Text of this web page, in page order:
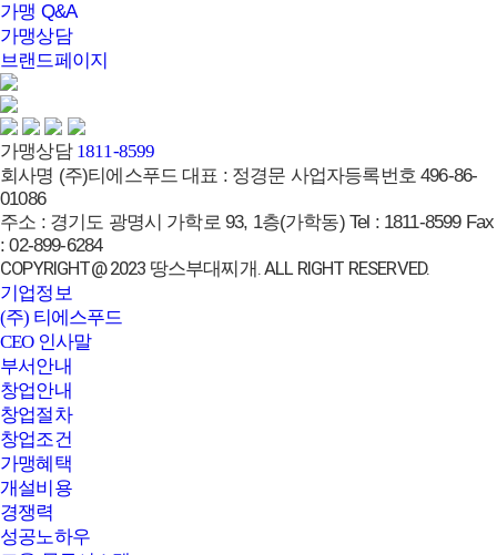
가맹 Q&A
가맹상담
브랜드페이지
가맹상담 1811-8599
회사명 (주)티에스푸드 대표 : 정경문 사업자등록번호 496-86-
01086
주소 : 경기도 광명시 가학로 93, 1층(가학동) Tel : 1811-8599 Fax
:02-899-6284
COPYRIGHT@ 2023 땅스부대찌개. ALL RIGHT RESERVED.
기업정보
(주) 티에스푸드
CEO 인사말
부서안내
창업안내
창업절차
창업조건
가맹혜택
개설비용
경쟁력
성공노하우